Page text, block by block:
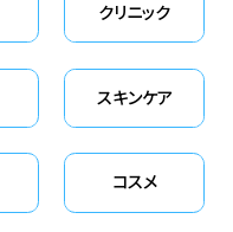
クリニック
スキンケア
コスメ